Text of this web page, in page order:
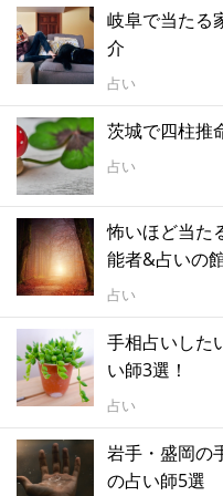
岐阜で当たる
介
占い
茨城で四柱推
占い
怖いほど当た
能者&占いの
占い
手相占いした
い師3選！
占い
岩手・盛岡の
の占い師5選